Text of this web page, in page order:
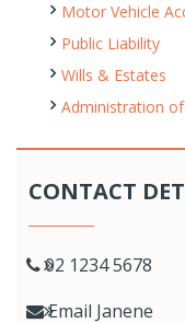
Motor Vehicle
Public Liability
Wills & Estates
Administration
CONTACT
02 1234 5678
Email Janene